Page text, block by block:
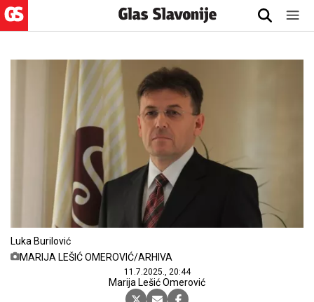
Luka Burilović
MARIJA LEŠIĆ OMEROVIĆ/ARHIVA
11.7.2025., 20:44
Marija Lešić Omerović